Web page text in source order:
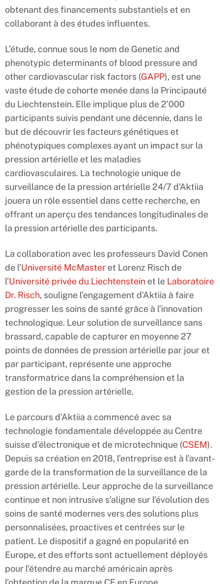
obtenant des financements substantiels et en
collaborant à des études influentes.
L’étude, connue sous le nom de Genetic and
phenotypic determinants of blood pressure and
other cardiovascular risk factors (GAPP), est une
vaste étude de cohorte menée dans la Principauté
du Liechtenstein. Elle implique plus de 2’000
participants suivis pendant une décennie, dans le
but de découvrir les facteurs génétiques et
phénotypiques complexes ayant un impact sur la
pression artérielle et les maladies
cardiovasculaires. La technologie unique de
surveillance de la pression artérielle 24/7 d’Aktiia
jouera un rôle essentiel dans cette recherche, en
offrant un aperçu des tendances longitudinales de
la pression artérielle des participants.
La collaboration avec les professeurs David Conen
de l’Université McMaster et Lorenz Risch de
l’Université privée du Liechtenstein et le Laboratoire
Dr. Risch, souligne l’engagement d’Aktiia à faire
progresser les soins de santé grâce à l’innovation
technologique. Leur solution de surveillance sans
brassard, capable de capturer en moyenne 27
points de données de pression artérielle par jour et
par participant, représente une approche
transformatrice dans la compréhension et la
gestion de la pression artérielle.
Le parcours d’Aktiia a commencé avec sa
technologie fondamentale développée au Centre
suisse d’électronique et de microtechnique (CSEM).
Depuis sa création en 2018, l’entreprise est à l’avant-
garde de la transformation de la surveillance de la
pression artérielle. Leur approche de la surveillance
continue et non intrusive s’aligne sur l’évolution des
soins de santé modernes vers des solutions plus
personnalisées, proactives et centrées sur le
patient. Le dispositif a gagné en popularité en
Europe, et des efforts sont actuellement déployés
pour l’étendre au marché américain après